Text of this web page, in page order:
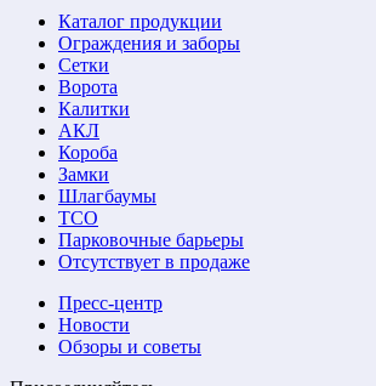
Каталог продукции
Ограждения и заборы
Сетки
Ворота
Калитки
АКЛ
Короба
Замки
Шлагбаумы
ТСО
Парковочные барьеры
Отсутствует в продаже
Пресс-центр
Новости
Обзоры и советы